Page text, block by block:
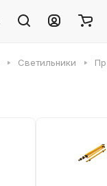
Светильники